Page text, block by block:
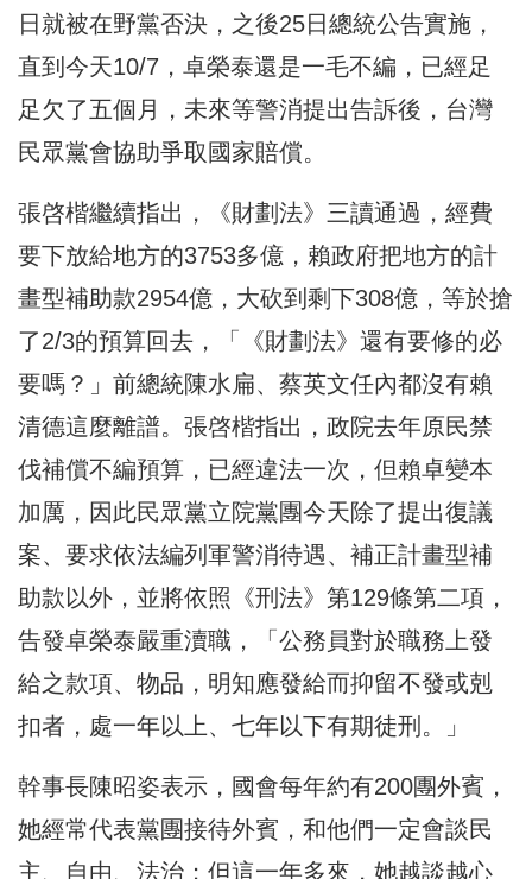
日就被在野黨否決，之後25日總統公告實施，
直到今天10/7，卓榮泰還是一毛不編，已經足
足欠了五個月，未來等警消提出告訴後，台灣
民眾黨會協助爭取國家賠償。
張啓楷繼續指出，《財劃法》三讀通過，經費
要下放給地方的3753多億，賴政府把地方的計
畫型補助款2954億，大砍到剩下308億，等於搶
了2/3的預算回去，「《財劃法》還有要修的必
要嗎？」前總統陳水扁、蔡英文任內都沒有賴
清德這麼離譜。張啓楷指出，政院去年原民禁
伐補償不編預算，已經違法一次，但賴卓變本
加厲，因此民眾黨立院黨團今天除了提出復議
案、要求依法編列軍警消待遇、補正計畫型補
助款以外，並將依照《刑法》第129條第二項，
告發卓榮泰嚴重瀆職，「公務員對於職務上發
給之款項、物品，明知應發給而抑留不發或剋
扣者，處一年以上、七年以下有期徒刑。」
幹事長陳昭姿表示，國會每年約有200團外賓，
她經常代表黨團接待外賓，和他們一定會談民
主、自由、法治；但這一年多來，她越談越心